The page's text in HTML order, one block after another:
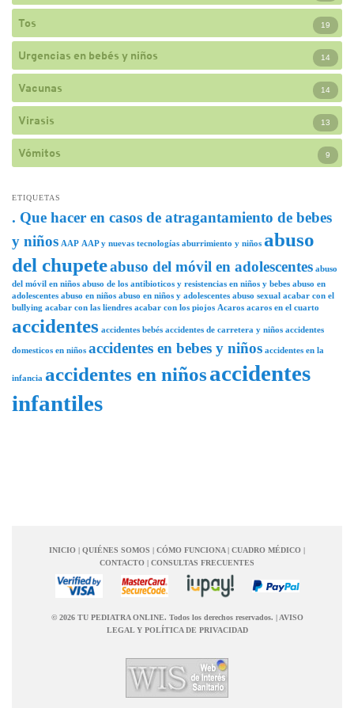
Tos 19
Urgencias en bebés y niños 14
Vacunas 14
Virasis 13
Vómitos 9
ETIQUETAS
. Que hacer en casos de atragantamiento de bebes
y niños AAP AAP y nuevas tecnologías aburrimiento y niños abuso
del chupeteabuso del móvil en adolescentes abuso
del móvil en niños abuso de los antibioticos y resistencias en niños y bebes abuso en
adolescentes abuso en niños abuso en niños y adolescentes abuso sexual acabar con el
bullying acabar con las liendres acabar con los piojos Acaros acaros en el cuarto
accidentes accidentes bebés accidentes de carretera y niños accidentes
domesticos en niños accidentes en bebes y niños accidentes en la
infancia accidentes en niñosaccidentes
infantiles
INICIO | QUIÉNES SOMOS | CÓMO FUNCIONA | CUADRO MÉDICO |
CONTACTO | CONSULTAS FRECUENTES
© 2026 TU PEDIATRA ONLINE. Todos los derechos reservados. | AVISO
LEGAL Y POLÍTICA DE PRIVACIDAD